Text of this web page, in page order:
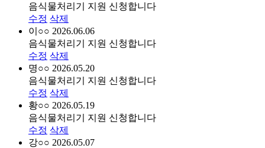
음식물처리기 지원 신청합니다
수정 삭제
이○○ 2026.06.06
음식물처리기 지원 신청합니다
수정 삭제
명○○ 2026.05.20
음식물처리기 지원 신청합니다
수정 삭제
황○○ 2026.05.19
음식물처리기 지원 신청합니다
수정 삭제
강○○ 2026.05.07